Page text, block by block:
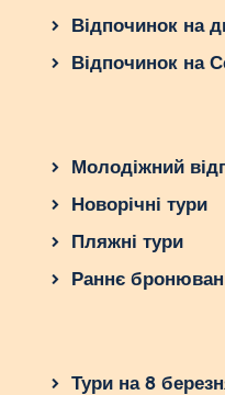
Відпочинок на
Відпочинок на
Молодіжний
Новорічні тури
Пляжні тури
Раннє
Тури на 8